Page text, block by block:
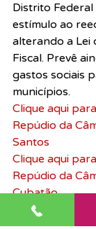
Distrito Federal
estímulo ao
alterando a Lei
Fiscal. Prevê
gastos sociais
municípios.
Clique aqui
Repúdio da
Santos
Clique aqui
Repúdio da
Cubatão
Clique aqui